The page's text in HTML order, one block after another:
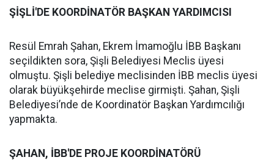
ŞİŞLİ'DE KOORDİNATÖR BAŞKAN YARDIMCISI
Resül Emrah Şahan, Ekrem İmamoğlu İBB Başkanı
seçildikten sora, Şişli Belediyesi Meclis üyesi
olmuştu. Şişli belediye meclisinden İBB meclis üyesi
olarak büyükşehirde meclise girmişti. Şahan, Şişli
Belediyesi’nde de Koordinatör Başkan Yardımcılığı
yapmakta.
ŞAHAN, İBB'DE PROJE KOORDİNATÖRÜ